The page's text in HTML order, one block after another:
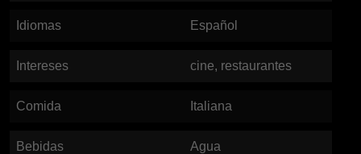
Idiomas Español
Intereses cine, restaurantes
Comida Italiana
Bebidas Agua